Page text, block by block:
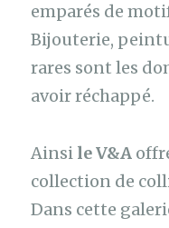
emparés de
Bijouterie,
rares sont les
avoir réchappé.
Ainsi le V&A
collection de
Dans cette